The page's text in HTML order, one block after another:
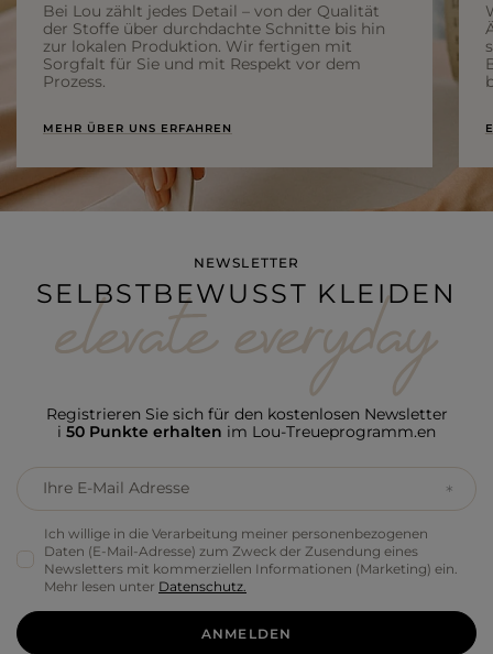
Bei Lou zählt jedes Detail – von der Qualität
der Stoffe über durchdachte Schnitte bis hin
zur lokalen Produktion. Wir fertigen mit
Sorgfalt für Sie und mit Respekt vor dem
Prozess.
MEHR ÜBER UNS ERFAHREN
NEWSLETTER
SELBSTBEWUSST KLEIDEN
Registrieren Sie sich für den kostenlosen Newsletter
i 50 Punkte erhalten im Lou-Treueprogramm.en
Ihre E-Mail Adresse
Ich willige in die Verarbeitung meiner personenbezogenen
Daten (E-Mail-Adresse) zum Zweck der Zusendung eines
Newsletters mit kommerziellen Informationen (Marketing) ein.
Mehr lesen unter Datenschutz.
ANMELDEN